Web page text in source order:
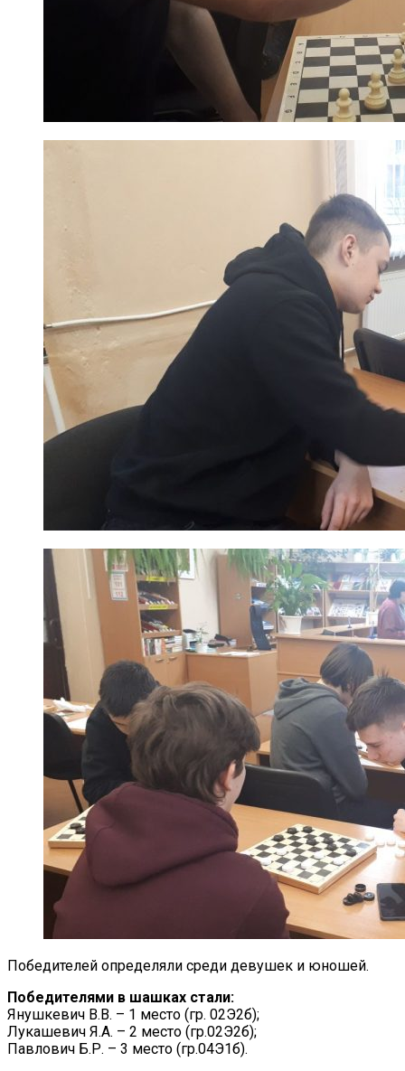
Победителей определяли среди девушек и юношей.
Победителями в шашках стали:
Янушкевич В.В. – 1 место (гр. 02Э2б);
Лукашевич Я.А. – 2 место (гр.02Э2б);
Павлович Б.Р. – 3 место (гр.04Э1б).